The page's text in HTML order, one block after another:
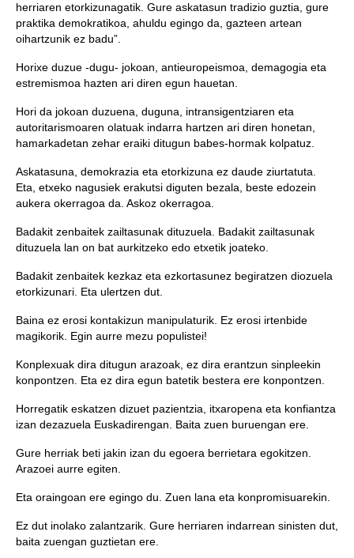
herriaren etorkizunagatik. Gure askatasun tradizio guztia, gure
praktika demokratikoa, ahuldu egingo da, gazteen artean
oihartzunik ez badu”.
Horixe duzue -dugu- jokoan, antieuropeismoa, demagogia eta
estremismoa hazten ari diren egun hauetan.
Hori da jokoan duzuena, duguna, intransigentziaren eta
autoritarismoaren olatuak indarra hartzen ari diren honetan,
hamarkadetan zehar eraiki ditugun babes-hormak kolpatuz.
Askatasuna, demokrazia eta etorkizuna ez daude ziurtatuta.
Eta, etxeko nagusiek erakutsi diguten bezala, beste edozein
aukera okerragoa da. Askoz okerragoa.
Badakit zenbaitek zailtasunak dituzuela. Badakit zailtasunak
dituzuela lan on bat aurkitzeko edo etxetik joateko.
Badakit zenbaitek kezkaz eta ezkortasunez begiratzen diozuela
etorkizunari. Eta ulertzen dut.
Baina ez erosi kontakizun manipulaturik. Ez erosi irtenbide
magikorik. Egin aurre mezu populistei!
Konplexuak dira ditugun arazoak, ez dira erantzun sinpleekin
konpontzen. Eta ez dira egun batetik bestera ere konpontzen.
Horregatik eskatzen dizuet pazientzia, itxaropena eta konfiantza
izan dezazuela Euskadirengan. Baita zuen buruengan ere.
Gure herriak beti jakin izan du egoera berrietara egokitzen.
Arazoei aurre egiten.
Eta oraingoan ere egingo du. Zuen lana eta konpromisuarekin.
Ez dut inolako zalantzarik. Gure herriaren indarrean sinisten dut,
baita zuengan guztietan ere.